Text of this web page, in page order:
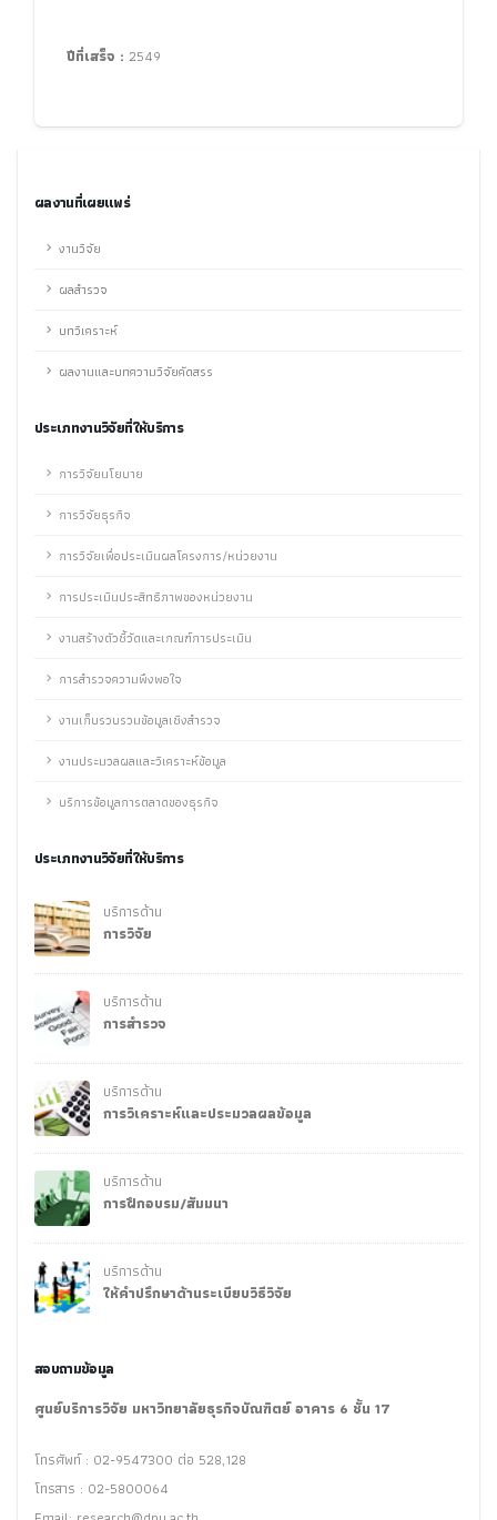
ปีที่เสร็จ : 2549
ผลงานที่เผยแพร่
งานวิจัย
ผลสำรวจ
บทวิเคราะห์
ผลงานและบทความวิจัยคัดสรร
ประเภทงานวิจัยที่ให้บริการ
การวิจัยนโยบาย
การวิจัยธุรกิจ
การวิจัยเพื่อประเมินผลโครงการ/หน่วยงาน
การประเมินประสิทธิภาพของหน่วยงาน
งานสร้างตัวชี้วัดและเกณฑ์การประเมิน
การสำรวจความพึงพอใจ
งานเก็บรวบรวมข้อมูลเชิงสำรวจ
งานประมวลผลและวิเคราะห์ข้อมูล
บริการข้อมูลการตลาดของธุรกิจ
ประเภทงานวิจัยที่ให้บริการ
บริการด้าน
การวิจัย
บริการด้าน
การสำรวจ
บริการด้าน
การวิเคราะห์และประมวลผลข้อมูล
บริการด้าน
การฝึกอบรม/สัมมนา
บริการด้าน
ให้คำปรึกษาด้านระเบียบวิธีวิจัย
สอบถามข้อมูล
ศูนย์บริการวิจัย มหาวิทยาลัยธุรกิจบัณฑิตย์ อาคาร 6 ชั้น 17
โทรศัพท์ : 02-9547300 ต่อ 528,128
โทรสาร : 02-5800064